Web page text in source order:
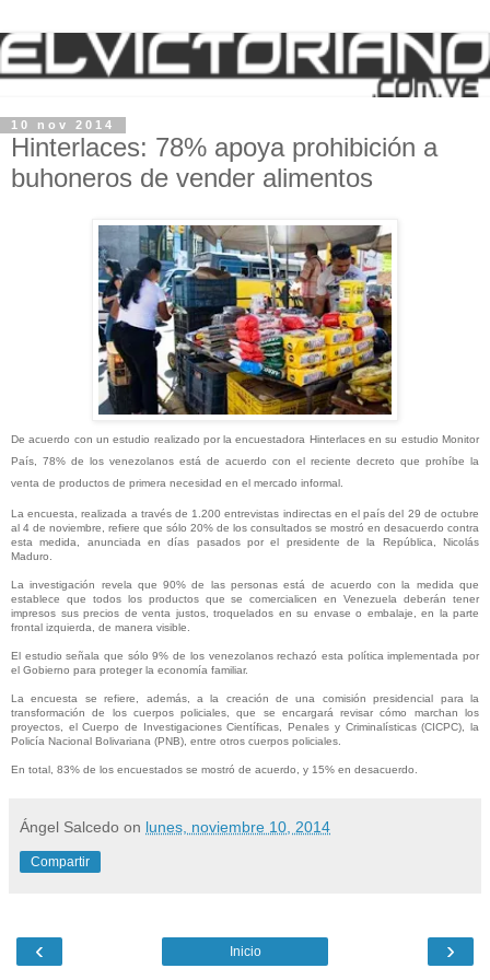
10 nov 2014
Hinterlaces: 78% apoya prohibición a
buhoneros de vender alimentos
De acuerdo con un estudio realizado por la encuestadora Hinterlaces en su estudio Monitor
País, 78% de los venezolanos está de acuerdo con el reciente decreto que prohíbe la
venta de productos de primera necesidad en el mercado informal.
La encuesta, realizada a través de 1.200 entrevistas indirectas en el país del 29 de octubre
al 4 de noviembre, refiere que sólo 20% de los consultados se mostró en desacuerdo contra
esta medida, anunciada en días pasados por el presidente de la República, Nicolás
Maduro.
La investigación revela que 90% de las personas está de acuerdo con la medida que
establece que todos los productos que se comercialicen en Venezuela deberán tener
impresos sus precios de venta justos, troquelados en su envase o embalaje, en la parte
frontal izquierda, de manera visible.
El estudio señala que sólo 9% de los venezolanos rechazó esta política implementada por
el Gobierno para proteger la economía familiar.
La encuesta se refiere, además, a la creación de una comisión presidencial para la
transformación de los cuerpos policiales, que se encargará revisar cómo marchan los
proyectos, el Cuerpo de Investigaciones Científicas, Penales y Criminalísticas (CICPC), la
Policía Nacional Bolivariana (PNB), entre otros cuerpos policiales.
En total, 83% de los encuestados se mostró de acuerdo, y 15% en desacuerdo.
Ángel Salcedo on lunes, noviembre 10, 2014
Compartir
‹ ›
Inicio